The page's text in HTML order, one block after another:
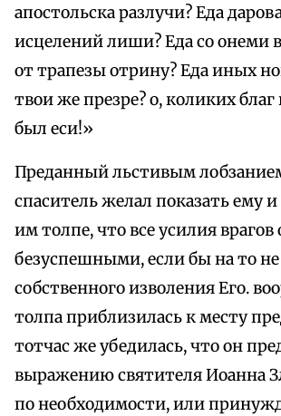
апостольска разлучи? Еда
исцелений лиши? Еда со онеми
от трапезы отрину? Еда иных
твои же презре? о, коликих
был еси!»
Преданный льстивым
спаситель желал показать ему
им толпе, что все усилия врагов
безуспешными, если бы на то
собственного изволения Его.
толпа приблизилась к месту
тотчас же убедилась, что он
выражению святителя Иоанна
по необходимости, или